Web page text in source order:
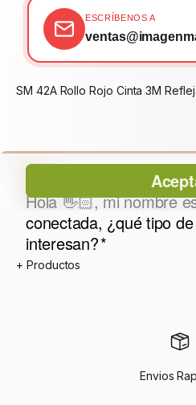
ESCRÍBENOS A
SM 42A Rollo Rojo Cinta 3M
Envios